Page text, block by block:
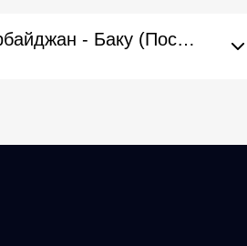
Азербайджан - Баку (Посольство)